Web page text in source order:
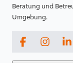
Beratung und
Umgebung.
FacebookInstagram